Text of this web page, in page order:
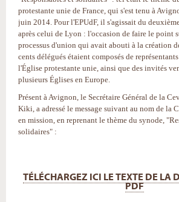
protestante unie de France, qui s'est tenu à
juin 2014. Pour l'EPUdF, il s'agissait du
après celui de Lyon : l'occasion de faire le point
processus d'union qui avait abouti à la création
cents délégués étaient composés de
l'Église protestante unie, ainsi que des invités
plusieurs Églises en Europe.
Présent à Avignon, le Secrétaire Général de la
Kiki, a adressé le message suivant au nom de la
en mission, en reprenant le thème du synode,
solidaires" :
TÉLÉCHARGEZ ICI LE TEXTE DE LA
PDF